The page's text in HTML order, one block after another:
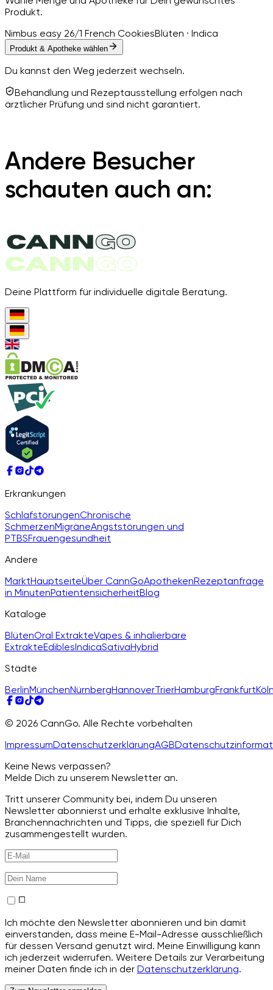
Produkt.
Nimbus easy 26/1 French CookiesBlüten · Indica
Produkt & Apotheke wählen
Du kannst den Weg jederzeit wechseln.
Behandlung und Rezeptausstellung erfolgen nach
ärztlicher Prüfung und sind nicht garantiert.
Andere Besucher
schauten auch an:
Deine Plattform für individuelle digitale Beratung.
Erkrankungen
SchlafstörungenChronische
SchmerzenMigräneAngststörungen und
PTBSFrauengesundheit
Andere
MarktHauptseiteÜber CannGoApothekenRezeptanfrage
in MinutenPatientensicherheitBlog
Kataloge
BlütenOral ExtrakteVapes & inhalierbare
ExtrakteEdiblesIndicaSativaHybrid
Städte
BerlinMünchenNürnbergHannoverTrierHamburgFrankfurt
© 2026 CannGo. Alle Rechte vorbehalten
ImpressumDatenschutzerklärungAGB
Keine News verpassen?
Melde Dich zu unserem Newsletter an.
Tritt unserer Community bei, indem Du unseren
Newsletter abonnierst und erhalte exklusive Inhalte,
Branchennachrichten und Tipps, die speziell für Dich
zusammengestellt wurden.
Ich möchte den Newsletter abonnieren und bin damit
einverstanden, dass meine E-Mail-Adresse ausschließlich
für dessen Versand genutzt wird. Meine Einwilligung kann
ich jederzeit widerrufen. Weitere Details zur Verarbeitung
meiner Daten finde ich in der Datenschutzerklärung.